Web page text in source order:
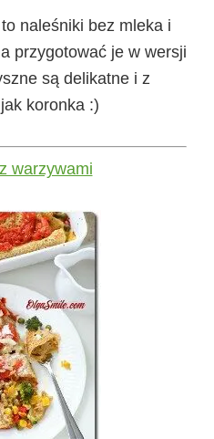
naleśniki bez mleka i
przygotować je w wersji
są delikatne i z
koronka :)
warzywami